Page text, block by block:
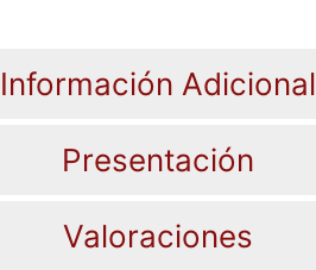
Información Adicional
Presentación
Valoraciones